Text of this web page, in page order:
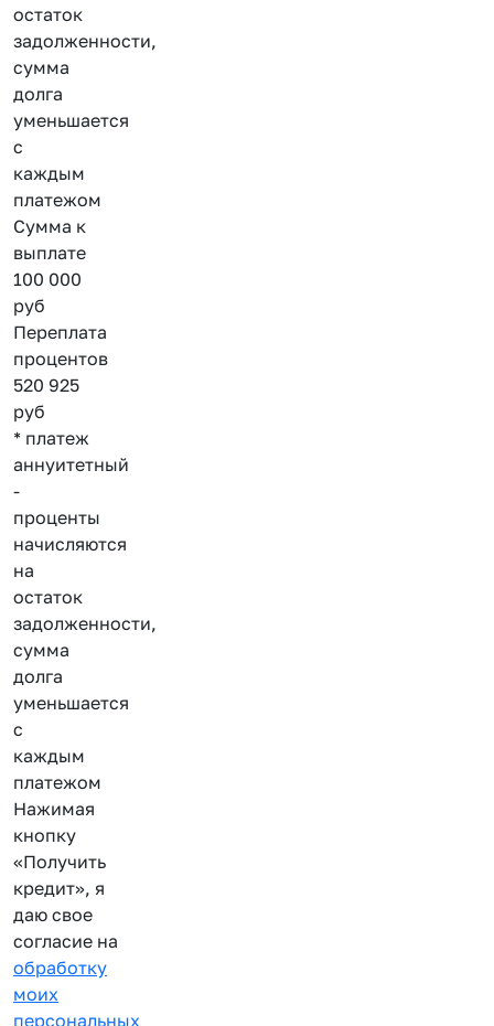
остаток
задолженности,
сумма
долга
уменьшается
с
каждым
платежом
Сумма к
выплате
100 000
руб
Переплата
процентов
520 925
руб
* платеж
аннуитетный
-
проценты
начисляются
на
остаток
задолженности,
сумма
долга
уменьшается
с
каждым
платежом
Нажимая
кнопку
«Получить
кредит», я
даю свое
согласие на
обработку
моих
персональных